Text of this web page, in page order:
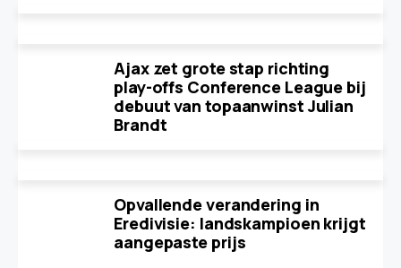
Ajax zet grote stap richting
play-offs Conference League bij
debuut van topaanwinst Julian
Brandt
Opvallende verandering in
Eredivisie: landskampioen krijgt
aangepaste prijs